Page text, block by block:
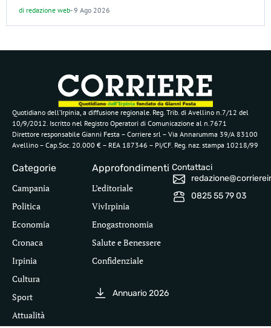
di redazione web-9 Ago 2026
Quotidiano dell’Irpinia, a diffusione regionale. Reg. Trib. di Avellino n.7/12 del
10/9/2012. Iscritto nel Registro Operatori di Comunicazione al n.7671
Direttore responsabile Gianni Festa – Corriere srl – Via Annarumma 39/A 83100
Avellino – Cap.Soc. 20.000 € – REA 187346 – PI/CF. Reg. naz. stampa 10218/99
Categorie
Campania
Politica
Economia
Cronaca
Irpinia
Cultura
Sport
Attualità
Approfondimenti
L’editoriale
VivIrpinia
Enogastronomia
Salute e Benessere
Confidenziale
Annuario 2026
Contattaci
0825 55 79 03